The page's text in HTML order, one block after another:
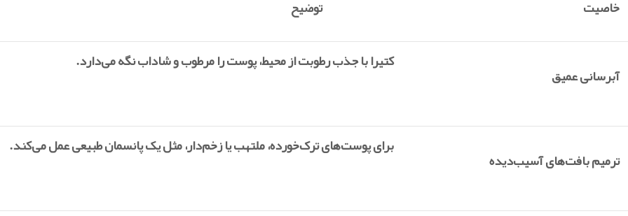
خاصیت توضیح
آبرسانی عمیق
کتیرا با جذب رطوبت از محیط، پوست را مرطوب و شاداب نگه می‌دارد.
ترمیم بافت‌های آسیب‌دیده
برای پوست‌های ترک‌خورده، ملتهب یا زخم‌دار، مثل یک پانسمان طبیعی عمل می‌کند.